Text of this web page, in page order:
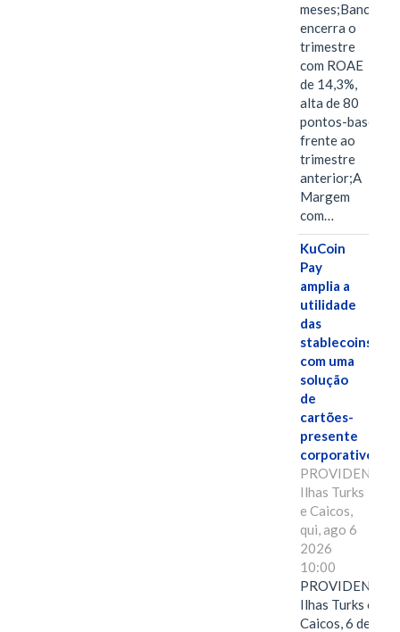
meses;Banco
encerra o
trimestre
com ROAE
de 14,3%,
alta de 80
pontos-base
frente ao
trimestre
anterior;A
Margem
com…
KuCoin
Pay
amplia a
utilidade
das
stablecoins
com uma
solução
de
cartões-
presente
corporativos.
Ilhas Turks
e Caicos,
qui, ago 6
2026
10:00
Ilhas Turks e
Caicos, 6 de